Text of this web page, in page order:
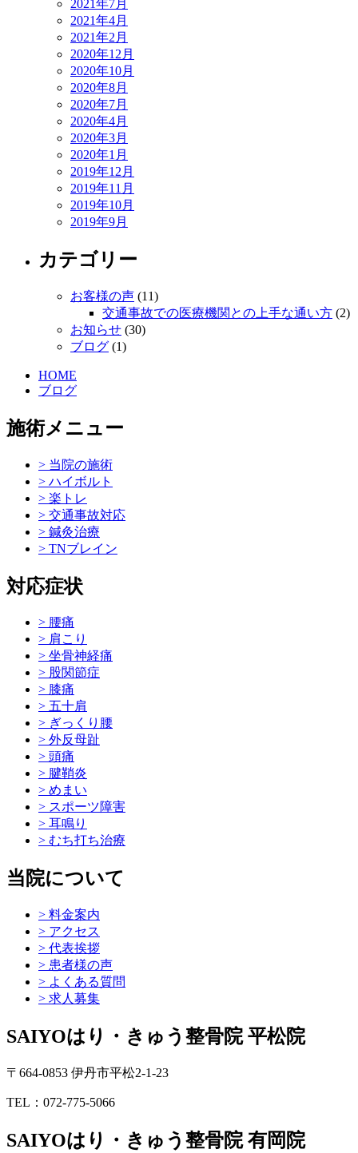
2021年7月
2021年4月
2021年2月
2020年12月
2020年10月
2020年8月
2020年7月
2020年4月
2020年3月
2020年1月
2019年12月
2019年11月
2019年10月
2019年9月
カテゴリー
お客様の声 (11)
交通事故での医療機関との上手な通い方 (2)
お知らせ (30)
ブログ (1)
HOME
ブログ
施術メニュー
> 当院の施術
> ハイボルト
> 楽トレ
> 交通事故対応
> 鍼灸治療
> TNブレイン
対応症状
> 腰痛
> 肩こり
> 坐骨神経痛
> 股関節症
> 膝痛
> 五十肩
> ぎっくり腰
> 外反母趾
> 頭痛
> 腱鞘炎
> めまい
> スポーツ障害
> 耳鳴り
> むち打ち治療
当院について
> 料金案内
> アクセス
> 代表挨拶
> 患者様の声
> よくある質問
> 求人募集
SAIYOはり・きゅう整骨院 平松院
〒664-0853 伊丹市平松2-1-23
TEL：072-775-5066
SAIYOはり・きゅう整骨院 有岡院